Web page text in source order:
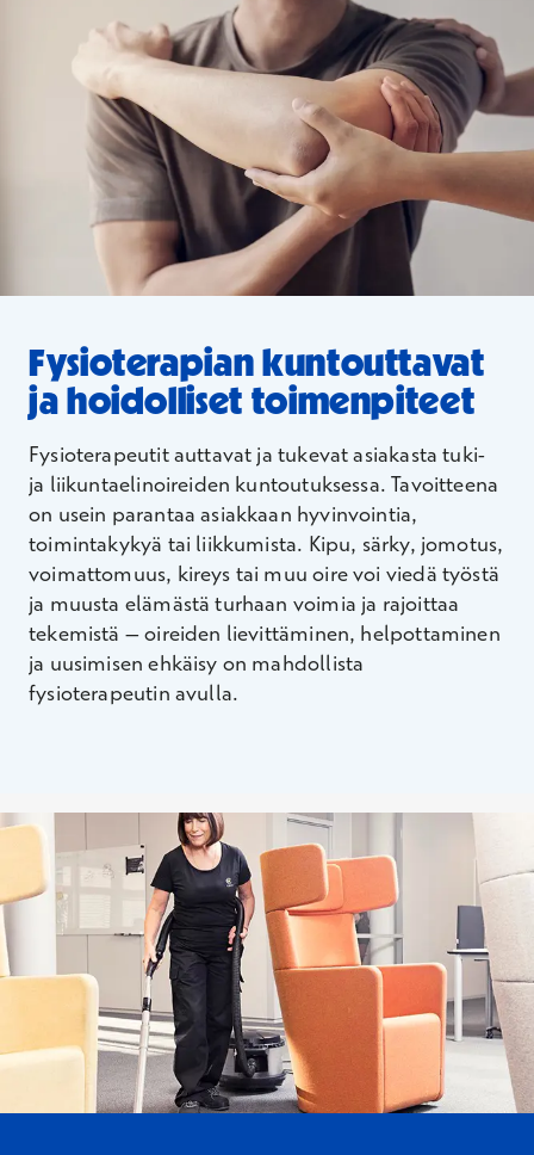
Fysioterapian kuntouttavat
ja hoidolliset toimenpiteet
Fysioterapeutit auttavat ja tukevat asiakasta tuki-
ja liikuntaelinoireiden kuntoutuksessa. Tavoitteena
on usein parantaa asiakkaan hyvinvointia,
toimintakykyä tai liikkumista. Kipu, särky, jomotus,
voimattomuus, kireys tai muu oire voi viedä työstä
ja muusta elämästä turhaan voimia ja rajoittaa
tekemistä – oireiden lievittäminen, helpottaminen
ja uusimisen ehkäisy on mahdollista
fysioterapeutin avulla.